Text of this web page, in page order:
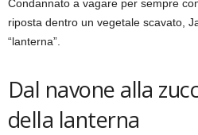
Condannato a vagare per sempre
riposta dentro un vegetale scavato,
“lanterna”.
Dal navone alla
della lanterna